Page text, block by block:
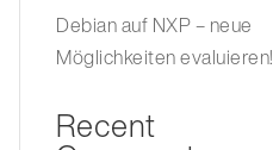
Debian auf NXP – neue
Möglichkeiten evaluieren!
Recent